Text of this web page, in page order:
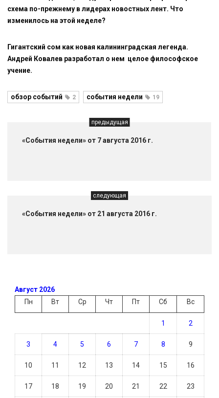
схема по-прежнему в лидерах новостных лент. Что
изменилось на этой неделе?
Гигантский сом как новая калининградская легенда.
Андрей Ковалев разработал о нем целое философское
учение.
обзор событий 2 события недели 19
предыдущая
«События недели» от 7 августа 2016 г.
следующая
«События недели» от 21 августа 2016 г.
Август 2026
Пн
Вт Ср Чт Пт Сб Вс
1 2
3 4 5 6 7 8 9
10 11 12 13 14 15 16
17 18 19 20 21 22 23